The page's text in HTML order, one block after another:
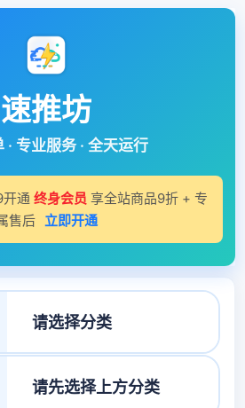
速推坊
· 专业服务 · 全天运行
通 终身会员 享全站商品9折 + 专
售后 立即开通